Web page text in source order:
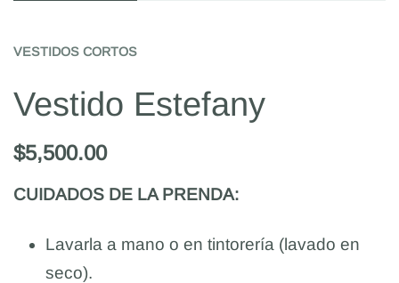
VESTIDOS CORTOS
Vestido Estefany
$5,500.00
CUIDADOS DE LA PRENDA:
Lavarla a mano o en tintorería (lavado en
seco).